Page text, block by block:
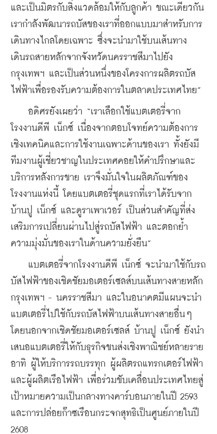
และเป็นมิตรกับสิ่งแวดล้อมให้กับลูกค้า ขณะเดียวกัน
เรากำลังพัฒนารถบัสของเราที่ออกแบบมาสำหรับการ
เดินทางไกลโดยเฉพาะ ซึ่งจะนำมาใช้บนเส้นทาง
เดินรถสายหลักจากจังหวัดนครราชสีมาไปยัง
กรุงเทพฯ และเป็นส่วนหนึ่งของโครงการผลิตรถบัส
ไฟฟ้าเพื่อรองรับความต้องการในตลาดประเทศไทย”
อดิศรยังเผยว่า “เราเลือกใช้แบตเตอรี่จาก
โรงงานดีพี เน็กซ์ เนื่องจากตอบโจทย์ความต้องการ
เชิงเทคนิคและการใช้งานเฉพาะด้านของเรา ทั้งยังมี
ทีมงานผู้เชี่ยวชาญในประเทศคอยให้คำปรึกษาและ
บริการหลังการขาย เราจึงมั่นใจในผลิตภัณฑ์ของ
โรงงานแห่งนี้ โดยแบตเตอรี่ชุดแรกที่เราได้รับจาก
บ้านปู เน็กซ์ และดูราเพาเวอร์ เป็นส่วนสำคัญที่ส่ง
เสริมการเปลี่ยนผ่านไปสู่รถบัสไฟฟ้า และตอกย้ำ
ความมุ่งมั่นของเราในด้านความยั่งยืน”
แบตเตอรี่จากโรงงานดีพี เน็กซ์ จะนำมาใช้กับรถ
บัสไฟฟ้าของเชิดชัยมอเตอร์เซลส์บนเส้นทางสายหลัก
กรุงเทพฯ - นครราชสีมา และในอนาคตมีแผนจะนำ
แบตเตอรี่ไปใช้กับรถบัสไฟฟ้าบนเส้นทางสายอื่นๆ
โดยนอกจากเชิดชัยมอเตอร์เซลส์ บ้านปู เน็กซ์ ยังนำ
เสนอแบตเตอรี่ให้กับธุรกิจขนส่งเชิงพาณิชย์หลายราย
อาทิ ผู้ให้บริการรถบรรทุก ผู้ผลิตรถแทรกเตอร์ไฟฟ้า
และผู้ผลิตเรือไฟฟ้า เพื่อร่วมขับเคลื่อนประเทศไทยสู่
เป้าหมายความเป็นกลางทางคาร์บอนภายในปี 2593
และการปล่อยก๊าซเรือนกระจกสุทธิเป็นศูนย์ภายในปี
2608